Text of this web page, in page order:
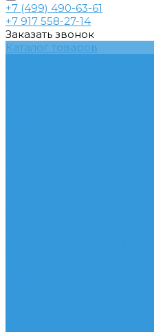
+7 (499) 490-63-61
+7 917 558-27-14
Заказать звонок
Каталог товаров